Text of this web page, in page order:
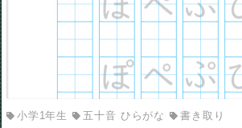
小学1年生 五十音 ひらがな 書き取り